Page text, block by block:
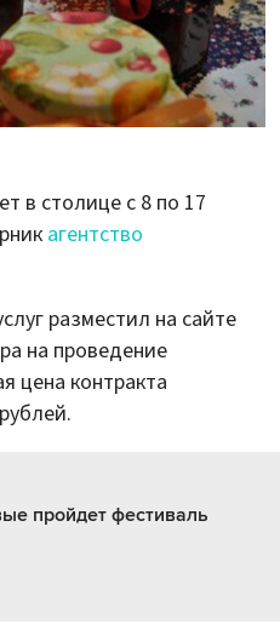
в столице с 8 по 17
агентство
разместил на сайте
на проведение
цена контракта
пройдет фестиваль